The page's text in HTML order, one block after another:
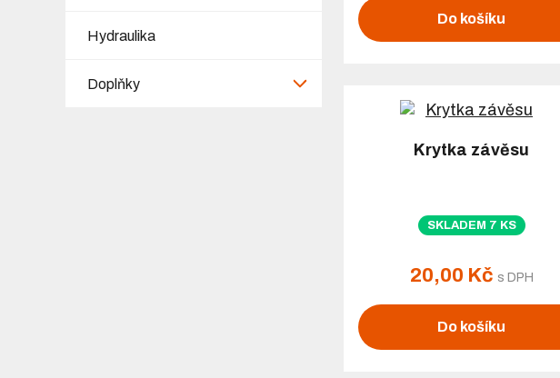
Hydraulika
Doplňky
Do košíku
Krytka závěsu
SKLADEM 7 KS
20,00 Kč s DPH
Do košíku